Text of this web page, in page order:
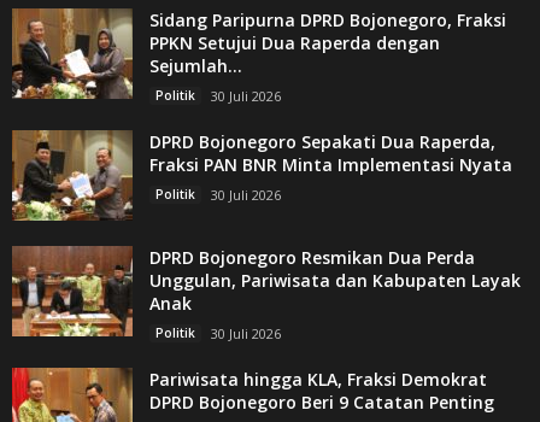
Sidang Paripurna DPRD Bojonegoro, Fraksi
PPKN Setujui Dua Raperda dengan
Sejumlah...
Politik 30 Juli 2026
DPRD Bojonegoro Sepakati Dua Raperda,
Fraksi PAN BNR Minta Implementasi Nyata
Politik 30 Juli 2026
DPRD Bojonegoro Resmikan Dua Perda
Unggulan, Pariwisata dan Kabupaten Layak
Anak
Politik 30 Juli 2026
Pariwisata hingga KLA, Fraksi Demokrat
DPRD Bojonegoro Beri 9 Catatan Penting